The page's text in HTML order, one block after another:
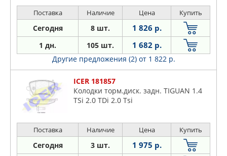
Поставка Наличие Цена Купить
Сегодня 8 шт. 1 826 р.
1 дн. 105 шт. 1 682 р.
Другие предложения (2) от 1 822 р.
ICER 181857
Колодки торм.диск. задн. TIGUAN 1.4
TSi 2.0 TDi 2.0 Tsi
Поставка Наличие Цена Купить
Сегодня 3 шт. 1 975 р.